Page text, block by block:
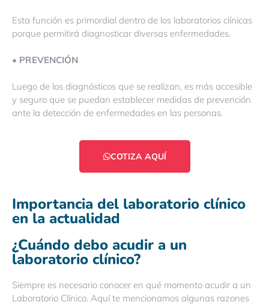
Esta función es primordial dentro de los laboratorios clínicas
porque permitirá diagnosticar diversas enfermedades.
• PREVENCIÓN
Luego de los diagnósticos que se realizan, es más accesible
y seguro que se puedan establecer medidas de prevención
ante la detección de enfermedades en las personas.
COTIZA AQUÍ
Importancia del laboratorio clínico
en la actualidad
¿Cuándo debo acudir a un
laboratorio clínico?
Siempre es necesario conocer en qué momento acudir a un
Laboratorio Clínico. Aquí te mencionamos algunas razones